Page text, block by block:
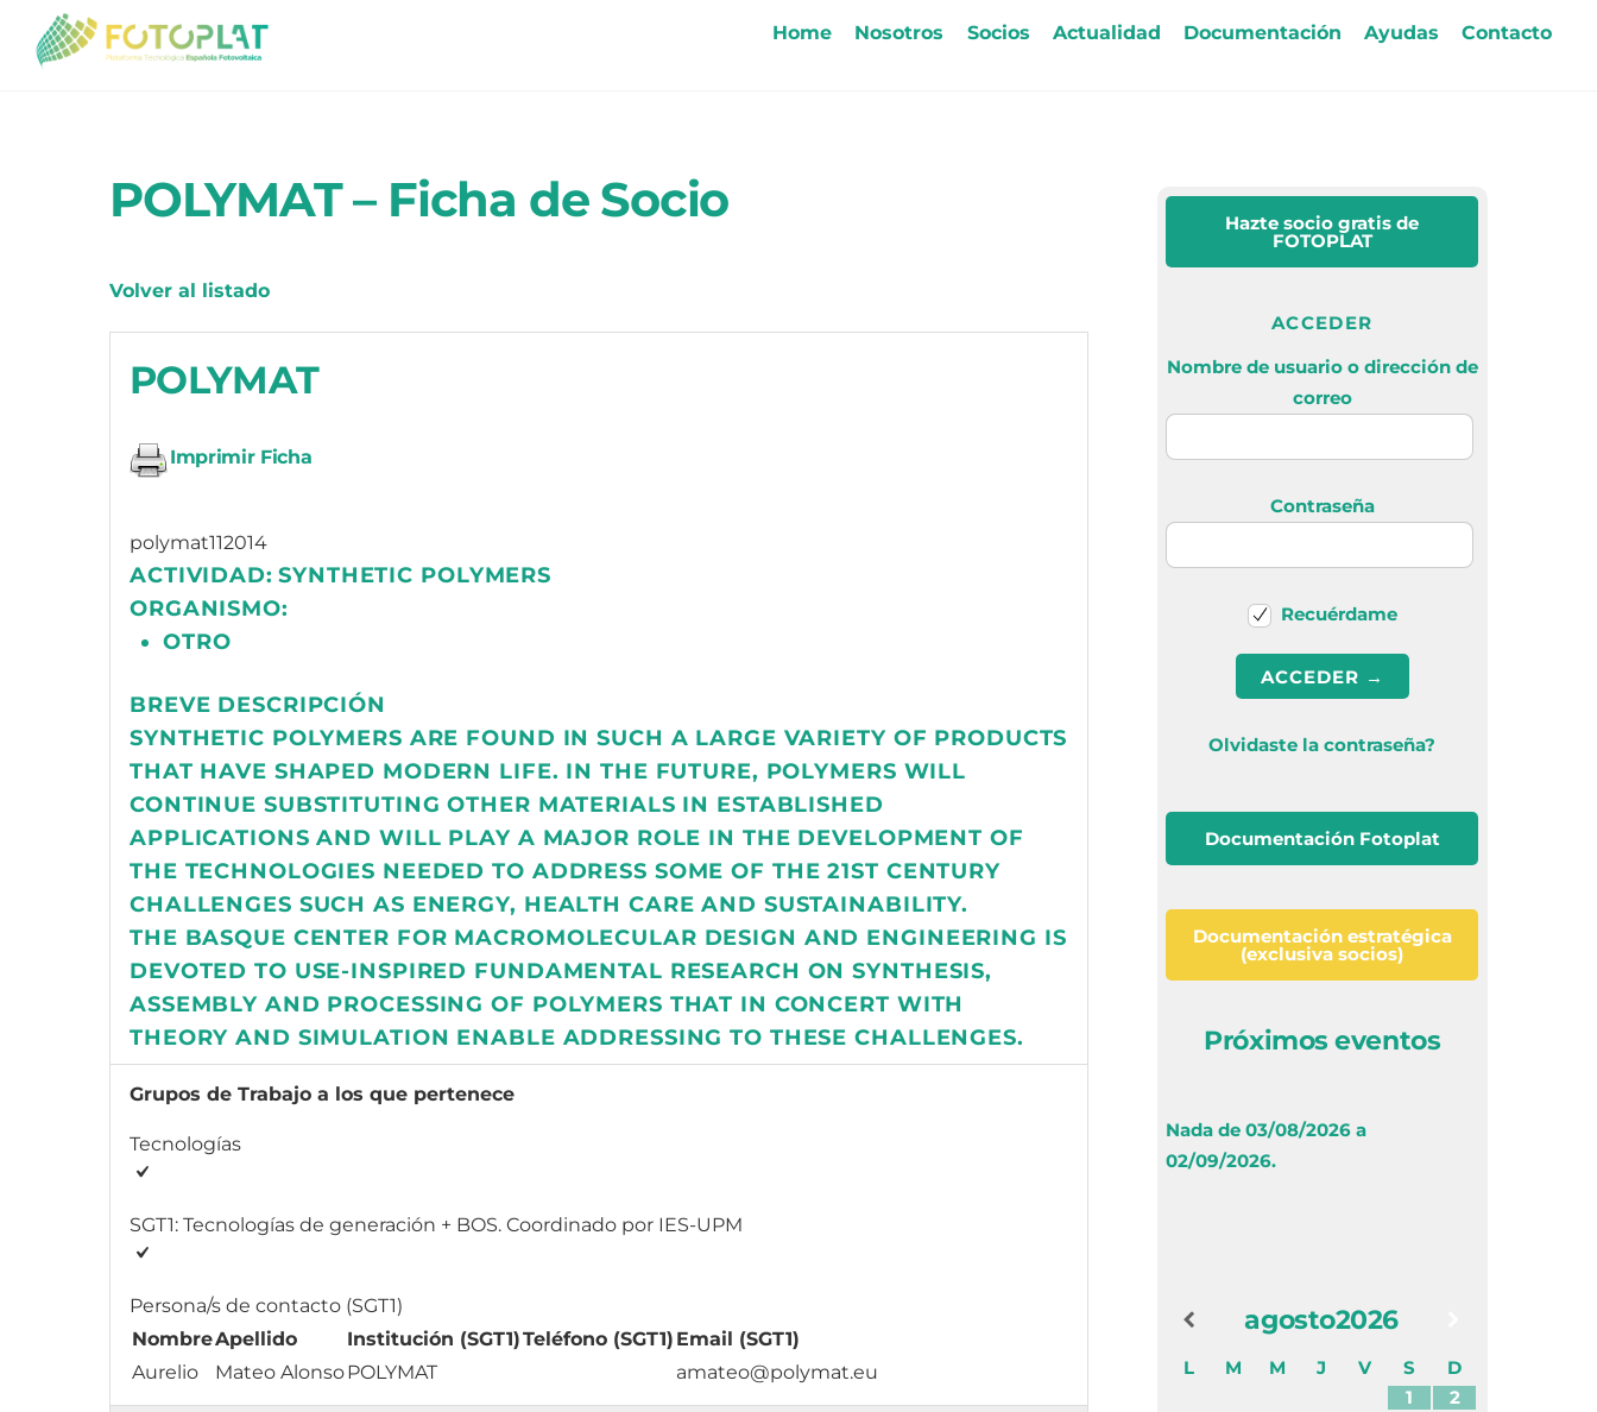
content
Home Nosotros Socios Actualidad Documentación Ayudas Contacto
POLYMAT – Ficha de Socio
Volver al listado
POLYMAT
Imprimir Ficha
polymat112014
ACTIVIDAD: SYNTHETIC POLYMERS
ORGANISMO:
OTRO
BREVE DESCRIPCIÓN
SYNTHETIC POLYMERS ARE FOUND IN SUCH A LARGE VARIETY OF PRODUCTS
THAT HAVE SHAPED MODERN LIFE. IN THE FUTURE, POLYMERS WILL
CONTINUE SUBSTITUTING OTHER MATERIALS IN ESTABLISHED
APPLICATIONS AND WILL PLAY A MAJOR ROLE IN THE DEVELOPMENT OF
THE TECHNOLOGIES NEEDED TO ADDRESS SOME OF THE 21ST CENTURY
CHALLENGES SUCH AS ENERGY, HEALTH CARE AND SUSTAINABILITY.
THE BASQUE CENTER FOR MACROMOLECULAR DESIGN AND ENGINEERING IS
DEVOTED TO USE-INSPIRED FUNDAMENTAL RESEARCH ON SYNTHESIS,
ASSEMBLY AND PROCESSING OF POLYMERS THAT IN CONCERT WITH
THEORY AND SIMULATION ENABLE ADDRESSING TO THESE CHALLENGES.
Grupos de Trabajo a los que pertenece
Tecnologías
SGT1: Tecnologías de generación + BOS. Coordinado por IES-UPM
Persona/s de contacto (SGT1)
NombreApellido Institución (SGT1)Teléfono (SGT1) Email (SGT1)
Aurelio
Mateo AlonsoPOLYMAT amateo@polymat.eu
Hazte socio gratis de
FOTOPLAT
ACCEDER
Nombre de usuario o dirección de
correo
Contraseña
Recuérdame
Olvidaste la contraseña?
Documentación Fotoplat
Documentación estratégica
(exclusiva socios)
Próximos eventos
Nada de 03/08/2026 a
02/09/2026.
agosto2026
L M M J V S
D
1
2